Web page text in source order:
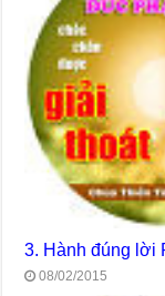
3. Hành đúng lời
08/02/2015